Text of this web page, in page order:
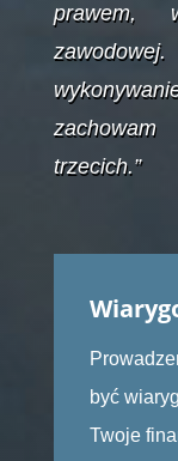
prawem,
trzecich.”
być
Twoje